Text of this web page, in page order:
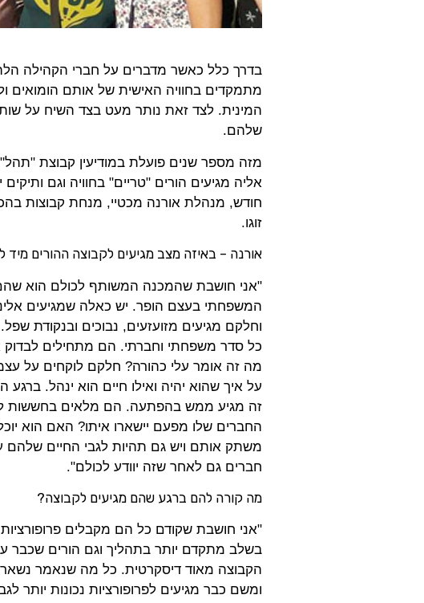
בדרך כלל כאשר מדברים על חברי הקהילה
מתמקדים בחוויה האישית של אותם הומואים
המינית. לצד זאת נותר מעט בצד השיח על
שלהם.
מזה מספר שנים פועלת במודיעין קבוצת
אליה מגיעים הורים "טריים" בחוויה וגם
חודש, מנהלת אורנה מכטיי, מנחת קבוצות
זוגו.
אורנה – באיזה מצב מגיעים לקבוצה ההורים מיד
"אני חושבת שהמכנה המשותף לכולם הוא
המשפחתי בעצם הופר. יש כאלה שמגיעים
וחלקם מגיעים מזועזעים, נבוכים ובנקודת
כל סדר משפחתי וחברתי. הם מתחילים
מה זה אומר עלי כהורה? חלקם לוקחים על
על איך שהוא יהיה ואילו חיים הוא ינהל.
זה מגיע ממש בהפתעה. הם מלאים בחששות
החברים שלו מפעם יישארו איתו? האם הוא
משתק אותם ויש גם תהיות לגבי החיים
חברים גם לאחר שזה יוודע לכולם".
מה קורה להם ברגע שהם מגיעים לקבוצה?
"אני חושבת שקודם כל הם מקבלים
בשלב מתקדם יותר בתהליך וגם הורים שכבר
הקבוצה מאוד דיסקרטית. כל מה שנאמר
ומשם כבר מגיעים לפרופורציות נכונות יותר